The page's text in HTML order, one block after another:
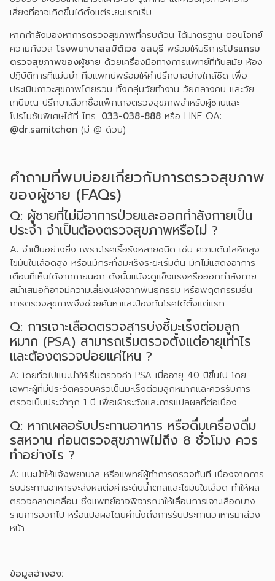
เสี่ยงที่อาจเกิดขึ้นได้ตั้งแต่ระยะแรกเริ่ม
หากกำลังมองหาการตรวจสุขภาพที่ครบถ้วน ได้มาตรฐาน ตอบโจทย์
ความกังวล โรงพยาบาลสมิติเวช ชลบุรี พร้อมให้บริการโปรแกรม
ตรวจสุขภาพของผู้ชาย ด้วยเครื่องมือทางการแพทย์ที่ทันสมัย ห้อง
ปฏิบัติการที่แม่นยำ ทีมแพทย์พร้อมให้คำปรึกษาอย่างใกล้ชิด เพื่อ
ประเมินภาวะสุขภาพโดยรวม ทั้งกลุ่มวัยทำงาน วัยกลางคน และวัย
เกษียณ ปรึกษาเลือกซื้อแพ็กเกจตรวจสุขภาพสำหรับผู้ชายและ
โปรโมชันพิเศษได้ที่ โทร. 033-038-888 หรือ LINE OA:
@dr.samitchon (มี @ ด้วย)
คำถามที่พบบ่อยเกี่ยวกับการตรวจสุขภาพ
ของผู้ชาย (FAQs)
Q: ผู้ชายที่ไม่มีอาการป่วยและออกกำลังกายเป็น
ประจำ จำเป็นต้องตรวจสุขภาพหรือไม่ ?
A: จำเป็นอย่างยิ่ง เพราะโรคเรื้อรังหลายชนิด เช่น ความดันโลหิตสูง
ไขมันในเลือดสูง หรือแม้กระทั่งมะเร็งระยะเริ่มต้น มักไม่แสดงอาการ
เตือนที่เห็นได้จากภายนอก ดังนั้นแม้จะดูแข็งแรงหรือออกกำลังกาย
สม่ำเสมอก็อาจมีความเสี่ยงแฝงจากพันธุกรรม หรือพฤติกรรมอื่น
การตรวจสุขภาพจึงช่วยค้นหาและป้องกันโรคได้ตั้งแต่แรก
Q: การเจาะเลือดตรวจสารบ่งชี้มะเร็งต่อมลูก
หมาก (PSA) สามารถเริ่มตรวจตั้งแต่อายุเท่าไร
และต้องตรวจบ่อยแค่ไหน ?
A: โดยทั่วไปแนะนำให้เริ่มตรวจค่า PSA เมื่ออายุ 40 ปีขึ้นไป โดย
เฉพาะผู้ที่มีประวัติครอบครัวเป็นมะเร็งต่อมลูกหมากและควรรับการ
ตรวจเป็นประจำทุก 1 ปี เพื่อเฝ้าระวังและการแปลผลที่ต่อเนื่อง
Q: หากเผลอรับประทานอาหาร หรือดื่มเครื่องดื่ม
รสหวาน ก่อนตรวจสุขภาพไม่ถึง 8 ชั่วโมง ควร
ทำอย่างไร ?
A: แนะนำให้แจ้งพยาบาล หรือแพทย์ผู้ทำการตรวจทันที เนื่องจากการ
รับประทานอาหารจะส่งผลต่อค่าระดับน้ำตาลและไขมันในเลือด ทำให้ผล
ตรวจคลาดเคลื่อน ซึ่งแพทย์อาจพิจารณาให้เลื่อนการเจาะเลือดบาง
รายการออกไป หรือแปลผลโดยคำนึงถึงการรับประทานอาหารมาล่วง
หน้า
ข้อมูลอ้างอิง: